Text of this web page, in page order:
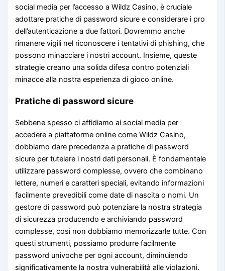
social media per l’accesso a Wildz Casino, è cruciale
adottare pratiche di password sicure e considerare i pro
dell’autenticazione a due fattori. Dovremmo anche
rimanere vigili nel riconoscere i tentativi di phishing, che
possono minacciare i nostri account. Insieme, queste
strategie creano una solida difesa contro potenziali
minacce alla nostra esperienza di gioco online.
Pratiche di password sicure
Sebbene spesso ci affidiamo ai social media per
accedere a piattaforme online come Wildz Casino,
dobbiamo dare precedenza a pratiche di password
sicure per tutelare i nostri dati personali. È fondamentale
utilizzare password complesse, ovvero che combinano
lettere, numeri e caratteri speciali, evitando informazioni
facilmente prevedibili come date di nascita o nomi. Un
gestore di password può potenziare la nostra strategia
di sicurezza producendo e archiviando password
complesse, così non dobbiamo memorizzarle tutte. Con
questi strumenti, possiamo produrre facilmente
password univoche per ogni account, diminuiendo
significativamente la nostra vulnerabilità alle violazioni.